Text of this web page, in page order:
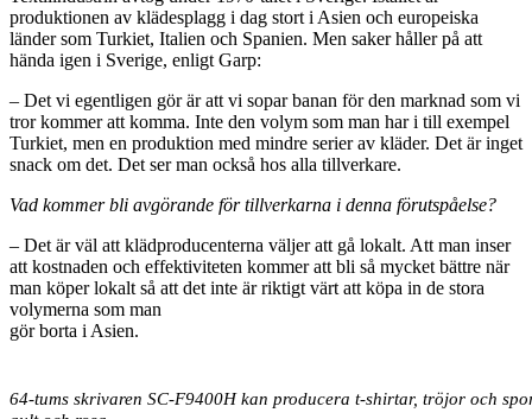
produktionen av klädesplagg i dag stort i Asien och europeiska
länder som Turkiet, Italien och Spanien. Men saker håller på att
hända igen i Sverige, enligt Garp:
– Det vi egentligen gör är att vi sopar banan för den marknad som vi
tror kommer att komma. Inte den volym som man har i till exempel
Turkiet, men en produktion med mindre serier av kläder. Det är inget
snack om det. Det ser man också hos alla tillverkare.
Vad kommer bli avgörande för tillverkarna i denna förutspåelse?
– Det är väl att klädproducenterna väljer att gå lokalt. Att man inser
att kostnaden och effektiviteten kommer att bli så mycket bättre när
man köper lokalt så att det inte är riktigt värt att köpa in de stora
volymerna som man
gör borta i Asien.
64-tums skrivaren SC-F9400H kan producera t-shirtar, tröjor och